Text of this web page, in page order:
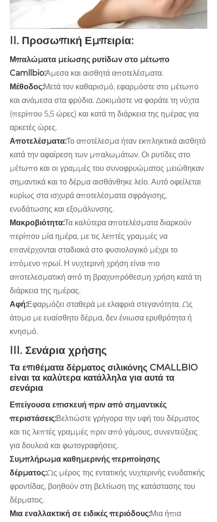
II. Προσωπική Εμπειρία:
Μπαλώματα μείωσης ρυτίδων στο μέτωπο
Camllbio:Άμεσα και αισθητά αποτελέσματα.
Μέθοδος:Μετά τον καθαρισμό, εφαρμόστε στο μέτωπο
και ανάμεσα στα φρύδια. Δοκιμάστε να φοράτε τη νύχτα
(περίπου 5,5 ώρες) και κατά τη διάρκεια της ημέρας για
αρκετές ώρες.
Αποτελέσματα:Το αποτέλεσμα ήταν εκπληκτικά αισθητό
κατά την αφαίρεση των μπαλωμάτων. Οι ρυτίδες στο
μέτωπο και οι γραμμές του συνοφρυώματος μειώθηκαν
σημαντικά και το δέρμα αισθάνθηκε λείο. Αυτό οφείλεται
κυρίως στα ισχυρά αποτελέσματα σφράγισης,
ενυδάτωσης και εξομάλυνσης.
Μακροβιότητα:Τα καλύτερα αποτελέσματα διαρκούν
περίπου μία ημέρα, με τις λεπτές γραμμές να
επανέρχονται σταδιακά στο φυσιολογικό μέχρι το
επόμενο πρωί. Η νυχτερινή χρήση είναι πιο
αποτελεσματική από τη βραχυπρόθεσμη χρήση κατά τη
διάρκεια της ημέρας.
Αφή:Εφαρμόζει σταθερά με ελαφριά στεγανότητα. Ως
άτομο με ευαίσθητο δέρμα, δεν ένιωσα ερυθρότητα ή
κνησμό.
III. Σενάρια χρήσης
Τα επιθέματα δέρματος σιλικόνης CMALLBIO
είναι τα καλύτερα κατάλληλα για αυτά τα
σενάρια
Επείγουσα επισκευή πριν από σημαντικές
περιστάσεις:Βελτιώστε γρήγορα την υφή του δέρματος
και τις λεπτές γραμμές πριν από γάμους, συνεντεύξεις
για δουλειά και φωτογραφήσεις.
Συμπλήρωμα καθημερινής περιποίησης
δέρματος:Ως μέρος της εντατικής νυχτερινής ενυδατικής
φροντίδας, βοηθούν στη βελτίωση της κατάστασης του
δέρματος.
Μια εναλλακτική σε ειδικές περιόδους:Μια ήπια